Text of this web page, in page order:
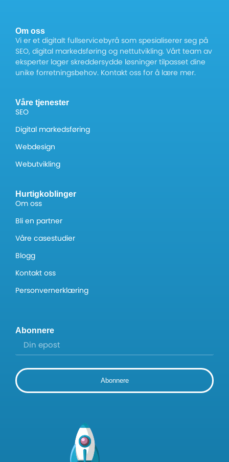
Om oss
Vi er et digitalt fullservicebyrå som spesialiserer seg på
SEO, digital markedsføring og nettutvikling. Vårt team av
eksperter lager skreddersydde løsninger tilpasset dine
unike forretningsbehov. Kontakt oss for å lære mer.
Våre tjenester
SEO
Digital markedsføring
Webdesign
Webutvikling
Hurtigkoblinger
Om oss
Bli en partner
Våre casestudier
Blogg
Kontakt oss
Personvernerklæring
Abonnere
Abonnere